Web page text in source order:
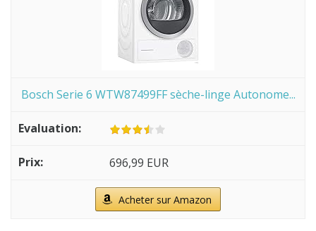
Bosch Serie 6 WTW87499FF sèche-linge Autonome...
696,99 EUR
Acheter sur Amazon